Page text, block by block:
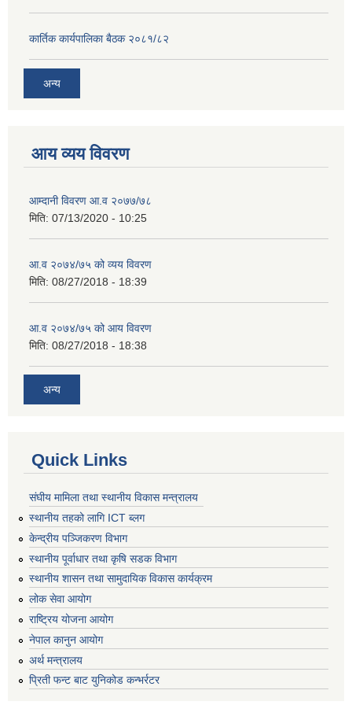
कार्तिक कार्यपालिका बैठक २०८१/८२
अन्य
आय व्यय विवरण
आम्दानी विवरण आ.व २०७७/७८
मिति: 07/13/2020 - 10:25
आ.व २०७४/७५ को व्यय विवरण
मिति: 08/27/2018 - 18:39
आ.व २०७४/७५ को आय विवरण
मिति: 08/27/2018 - 18:38
अन्य
Quick Links
संघीय मामिला तथा स्थानीय विकास मन्त्रालय
स्थानीय तहको लागि ICT ब्लग
केन्द्रीय पञ्जिकरण विभाग
स्थानीय पूर्वाधार तथा कृषि सडक विभाग
स्थानीय शासन तथा सामुदायिक विकास कार्यक्रम
लोक सेवा आयोग
राष्ट्रिय योजना आयोग
नेपाल कानुन आयोग
अर्थ मन्त्रालय
प्रिती फन्ट बाट युनिकोड कन्भर्रटर